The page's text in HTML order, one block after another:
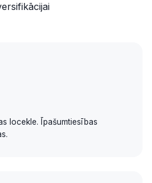
locekle. Īpašumtiesības